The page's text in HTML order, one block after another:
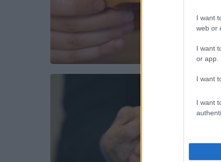
I want
web or
I want
or app.
I want
I want